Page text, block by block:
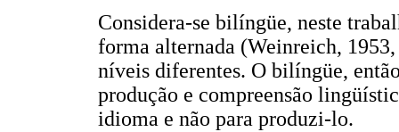
Considera-se bilíngüe, neste
forma alternada (Weinreich,
níveis diferentes. O bilíngüe,
produção e compreensão
idioma e não para produzi-lo.